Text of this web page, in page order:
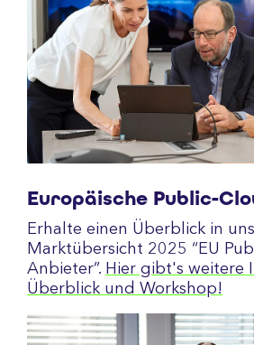
Europäische Public-
Erhalte einen Überblick in
Marktübersicht 2025 “EU
Anbieter”. Hier gibt's weitere
Überblick und Workshop!